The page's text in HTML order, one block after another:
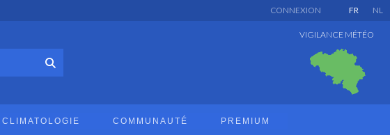
FR NL
CONNEXION
VIGILANCE MÉTÉO
CLIMATOLOGIE COMMUNAUTÉ PREMIUM